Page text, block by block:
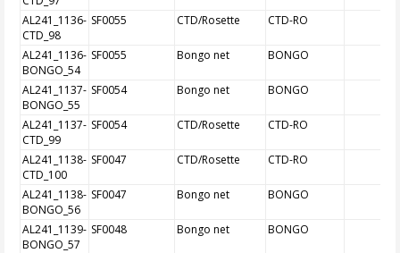
AL241_1136-
CTD_98
SF0055 CTD/Rosette CTD-RO
AL241_1136-
BONGO_54
SF0055 Bongo net BONGO
AL241_1137-
BONGO_55
SF0054 Bongo net BONGO
AL241_1137-
CTD_99
SF0054 CTD/Rosette CTD-RO
AL241_1138-
CTD_100
SF0047 CTD/Rosette CTD-RO
AL241_1138-
BONGO_56
SF0047 Bongo net BONGO
AL241_1139-
BONGO_57
SF0048 Bongo net BONGO